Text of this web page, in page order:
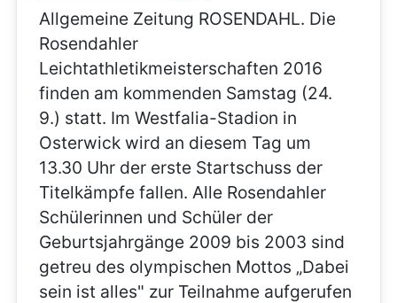
Allgemeine Zeitung ROSENDAHL. Die
Rosendahler
Leichtathletikmeisterschaften 2016
finden am kommenden Samstag (24.
9.) statt. Im Westfalia-Stadion in
Osterwick wird an diesem Tag um
13.30 Uhr der erste Startschuss der
Titelkämpfe fallen. Alle Rosendahler
Schülerinnen und Schüler der
Geburtsjahrgänge 2009 bis 2003 sind
getreu des olympischen Mottos „Dabei
sein ist alles" zur Teilnahme aufgerufen